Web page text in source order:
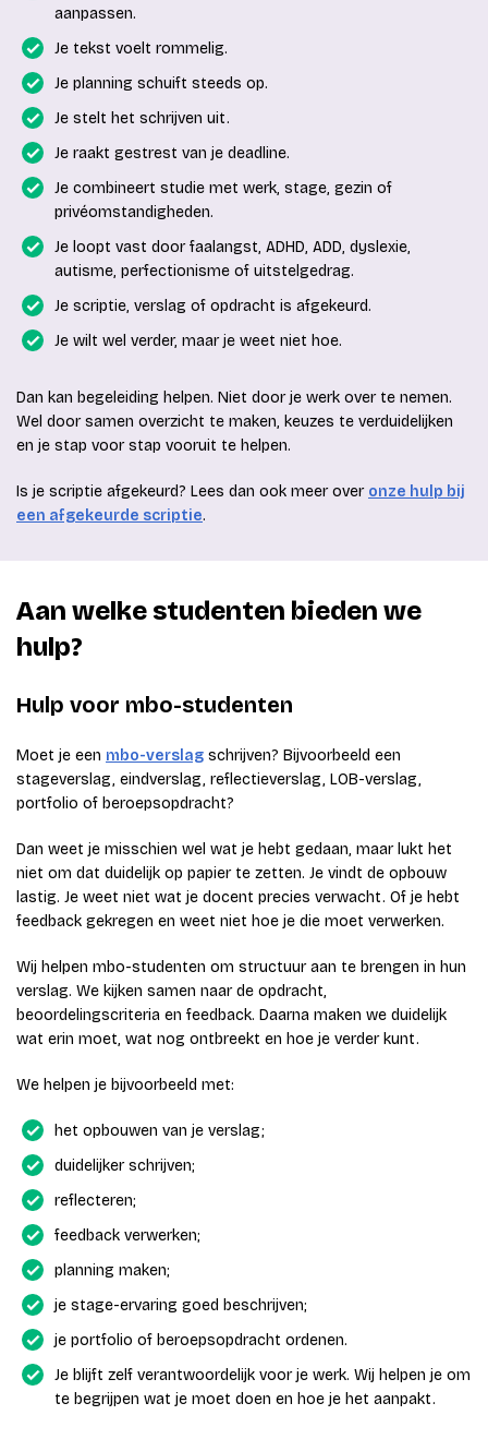
aanpassen.
Je tekst voelt rommelig.
Je planning schuift steeds op.
Je stelt het schrijven uit.
Je raakt gestrest van je deadline.
Je combineert studie met werk, stage, gezin of
privéomstandigheden.
Je loopt vast door faalangst, ADHD, ADD, dyslexie,
autisme, perfectionisme of uitstelgedrag.
Je scriptie, verslag of opdracht is afgekeurd.
Je wilt wel verder, maar je weet niet hoe.
Dan kan begeleiding helpen. Niet door je werk over te nemen.
Wel door samen overzicht te maken, keuzes te verduidelijken
en je stap voor stap vooruit te helpen.
Is je scriptie afgekeurd? Lees dan ook meer over onze hulp bij
een afgekeurde scriptie.
Aan welke studenten bieden we
hulp?
Hulp voor mbo-studenten
Moet je een mbo-verslag schrijven? Bijvoorbeeld een
stageverslag, eindverslag, reflectieverslag, LOB-verslag,
portfolio of beroepsopdracht?
Dan weet je misschien wel wat je hebt gedaan, maar lukt het
niet om dat duidelijk op papier te zetten. Je vindt de opbouw
lastig. Je weet niet wat je docent precies verwacht. Of je hebt
feedback gekregen en weet niet hoe je die moet verwerken.
Wij helpen mbo-studenten om structuur aan te brengen in hun
verslag. We kijken samen naar de opdracht,
beoordelingscriteria en feedback. Daarna maken we duidelijk
wat erin moet, wat nog ontbreekt en hoe je verder kunt.
We helpen je bijvoorbeeld met:
het opbouwen van je verslag;
duidelijker schrijven;
reflecteren;
feedback verwerken;
planning maken;
je stage-ervaring goed beschrijven;
je portfolio of beroepsopdracht ordenen.
Je blijft zelf verantwoordelijk voor je werk. Wij helpen je om
te begrijpen wat je moet doen en hoe je het aanpakt.